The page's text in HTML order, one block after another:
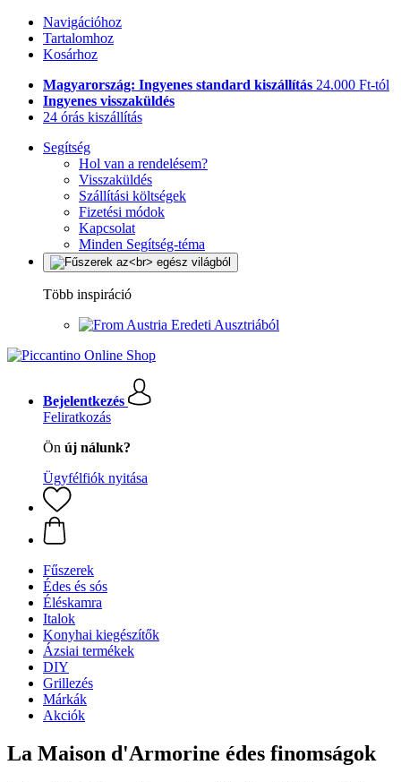
Navigációhoz
Tartalomhoz
Kosárhoz
Magyarország: Ingyenes standard kiszállítás 24.000 Ft-tól
Ingyenes visszaküldés
24 órás kiszállítás
Segítség
Hol van a rendelésem?
Visszaküldés
Szállítási költségek
Fizetési módok
Kapcsolat
Minden Segítség-téma
Több inspiráció
Eredeti Ausztriából
Bejelentkezés
Feliratkozás
Ön új nálunk?
Ügyfélfiók nyitása
Fűszerek
Édes és sós
Éléskamra
Italok
Konyhai kiegészítők
Ázsiai termékek
DIY
Grillezés
Márkák
Akciók
La Maison d'Armorine édes finomságok